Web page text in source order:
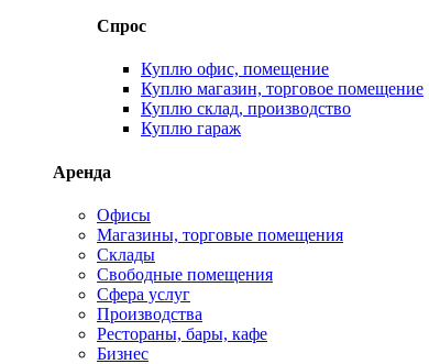
Спрос
Куплю офис, помещение
Куплю магазин, торговое помещение
Куплю склад, производство
Куплю гараж
Аренда
Офисы
Магазины, торговые помещения
Склады
Свободные помещения
Сфера услуг
Производства
Рестораны, бары, кафе
Бизнес